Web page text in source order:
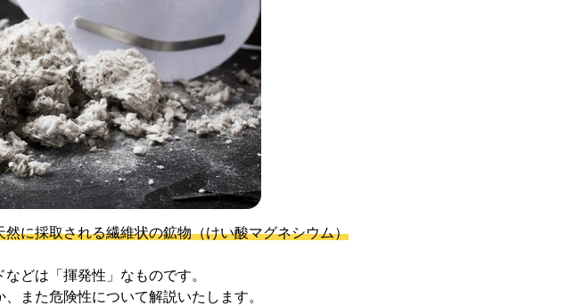
に採取される繊維状の鉱物（けい酸マグネシウム）
どは「揮発性」なものです。
また危険性について解説いたします。